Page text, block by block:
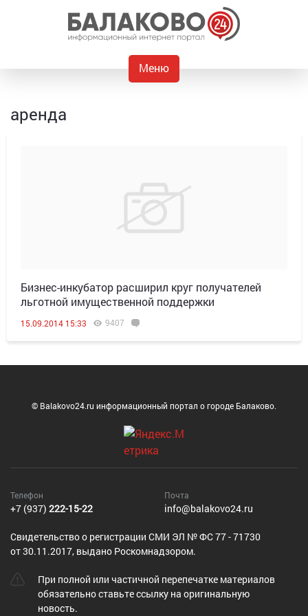
Меню
аренда
Бизнес-инкубатор расширил круг получателей
льготной имущественной поддержки
15.09.2014 15:33 9407
© Balakovo24.ru информационный портал о городе Балаково.
Телефон
+7 (937) 222-15-22
Почта
info@balakovo24.ru
Cвидетельство о регистрации СМИ ЭЛ № ФС 77 - 71730
от 30.11.2017, выдано Роскомнадзором.
При полной или частичной перепечатке материалов
обязательно ставьте ссылку на оригинальную
новость.